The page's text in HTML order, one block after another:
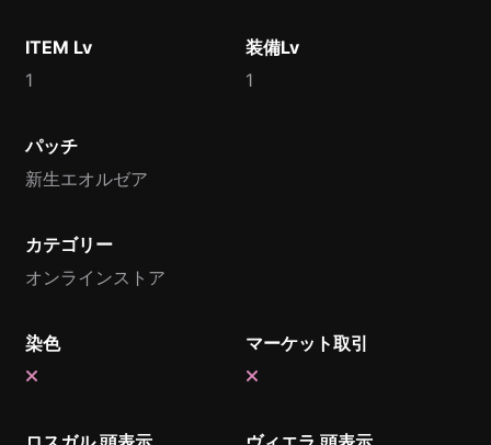
ITEM Lv
1
装備Lv
1
パッチ
新生エオルゼア
カテゴリー
オンラインストア
染色 マーケット取引